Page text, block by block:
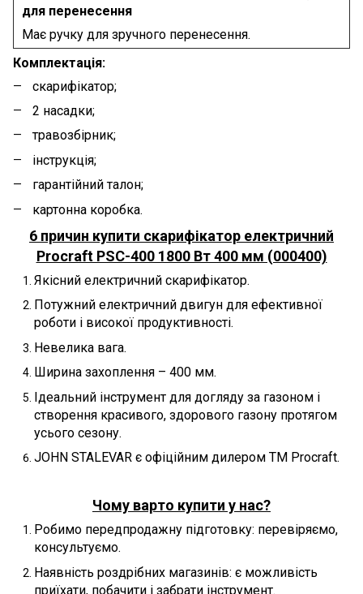
для перенесення
Має ручку для зручного перенесення.
Комплектація:
скарифікатор;
2 насадки;
травозбірник;
інструкція;
гарантійний талон;
картонна коробка.
6 причин купити скарифікатор електричний
Procraft PSC-400 1800 Вт 400 мм (000400)
Якісний електричний скарифікатор.
Потужний електричний двигун для ефективної
роботи і високої продуктивності.
Невелика вага.
Ширина захоплення – 400 мм.
Ідеальний інструмент для догляду за газоном і
створення красивого, здорового газону протягом
усього сезону.
JOHN STALEVAR є офіційним дилером ТМ Procraft.
Чому варто купити у нас?
Робимо передпродажну підготовку: перевіряємо,
консультуємо.
Наявність роздрібних магазинів: є можливість
приїхати, побачити і забрати інструмент.